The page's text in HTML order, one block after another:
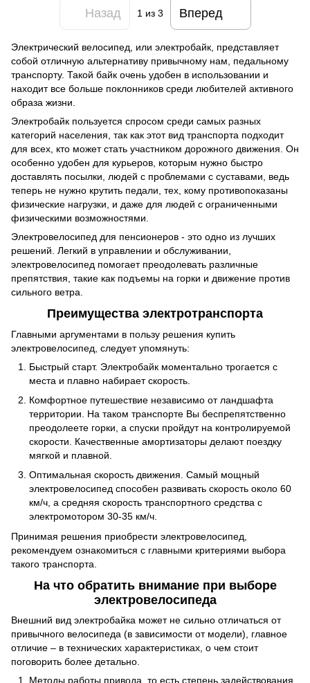
Назад 1 из 3 Вперед
Электрический велосипед, или электробайк, представляет
собой отличную альтернативу привычному нам, педальному
транспорту. Такой байк очень удобен в использовании и
находит все больше поклонников среди любителей активного
образа жизни.
Электробайк пользуется спросом среди самых разных
категорий населения, так как этот вид транспорта подходит
для всех, кто может стать участником дорожного движения. Он
особенно удобен для курьеров, которым нужно быстро
доставлять посылки, людей с проблемами с суставами, ведь
теперь не нужно крутить педали, тех, кому противопоказаны
физические нагрузки, и даже для людей с ограниченными
физическими возможностями.
Электровелосипед для пенсионеров - это одно из лучших
решений. Легкий в управлении и обслуживании,
электровелосипед помогает преодолевать различные
препятствия, такие как подъемы на горки и движение против
сильного ветра.
Преимущества электротранспорта
Главными аргументами в пользу решения купить
электровелосипед, следует упомянуть:
Быстрый старт. Электробайк моментально трогается с
места и плавно набирает скорость.
Комфортное путешествие независимо от ландшафта
территории. На таком транспорте Вы беспрепятственно
преодолеете горки, а спуски пройдут на контролируемой
скорости. Качественные амортизаторы делают поездку
мягкой и плавной.
Оптимальная скорость движения. Самый мощный
электровелосипед способен развивать скорость около 60
км/ч, а средняя скорость транспортного средства с
электромотором 30-35 км/ч.
Принимая решения приобрести электровелосипед,
рекомендуем ознакомиться с главными критериями выбора
такого транспорта.
На что обратить внимание при выборе
электровелосипеда
Внешний вид электробайка может не сильно отличаться от
привычного велосипеда (в зависимости от модели), главное
отличие – в технических характеристиках, о чем стоит
поговорить более детально.
Методы работы привода, то есть степень задействования